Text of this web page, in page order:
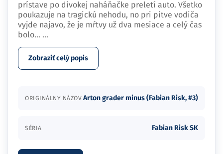
prístave po divokej naháňačke preletí auto. Všetko
poukazuje na tragickú nehodu, no pri pitve vodiča
vyjde najavo, že je mŕtvy už dva mesiace a celý čas
bolo… ...
Zobraziť celý popis
ORIGINÁLNY NÁZOV Arton grader minus (Fabian Risk, #3)
SÉRIA Fabian Risk SK